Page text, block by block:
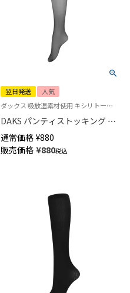
翌日発送
人気
ダックス 吸放湿素材使用 キシリトール加工 婦人 ストッキング 女性
DAKS パンティストッキング メ
ッシュシアーサポート 交編タイ
プ UV消臭加工 パンティ部メッ
シュ つま先スルー 日本製 【365
通常価格 ¥880
販売価格 ¥880税込